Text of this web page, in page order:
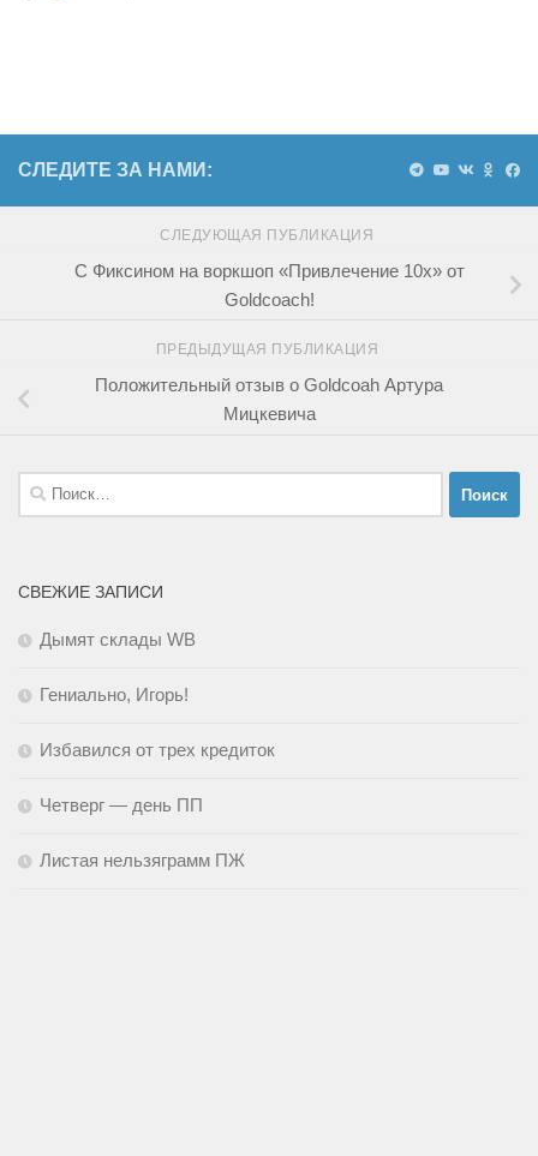
СЛЕДИТЕ ЗА НАМИ:
СЛЕДУЮЩАЯ ПУБЛИКАЦИЯ
С Фиксином на воркшоп «Привлечение 10x» от
Goldcoach!
ПРЕДЫДУЩАЯ ПУБЛИКАЦИЯ
Положительный отзыв о Goldcoah Артура
Мицкевича
Найти:
СВЕЖИЕ ЗАПИСИ
Дымят склады WB
Гениально, Игорь!
Избавился от трех кредиток
Четверг — день ПП
Листая нельзяграмм ПЖ